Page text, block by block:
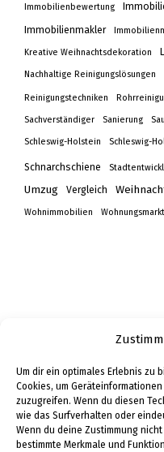
Um dir ein optimales Erlebnis zu
Cookies, um
zuzugreifen. Wenn du diesen
wie das Surfverhalten oder
Wenn du deine Zustimmung
bestimmte Merkmale und
Immobilienbewertung
Immobilienmakler
Kreative Weihnachtsdekoration
Nachhaltige Reinigungslösungen
Reinigungstechniken
Sachverständiger Sanierung
Schleswig-Holstein Schleswig-
Schnarchschiene
Umzug Vergleich
Wohnimmobilien
IMPRESSUM
DATENSCHUTZERKLÄRUNG
PINTEREST